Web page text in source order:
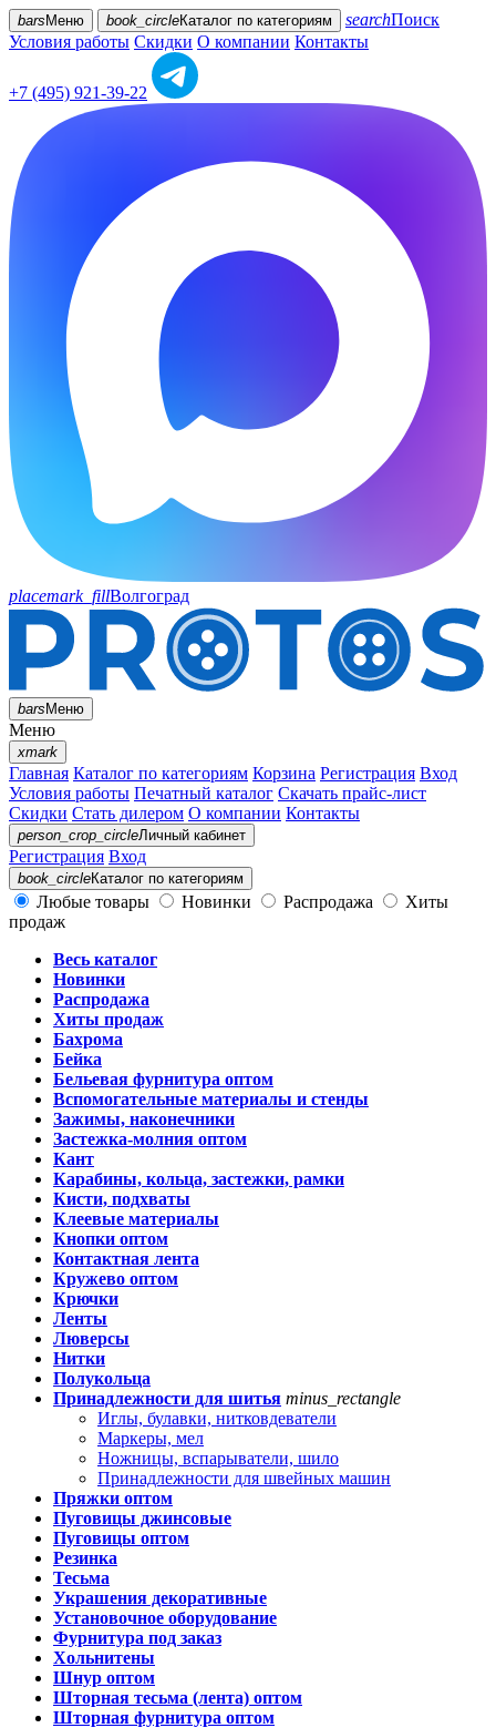
bars Меню book_circleКаталог по категориям searchПоиск
Условия работы Скидки О компании Контакты
+7 (495) 921-39-22
placemark_fillВолгоград
barsМеню
Меню
xmark
Главная Каталог по категориям Корзина Регистрация Вход
Условия работы Печатный каталог Скачать прайс-лист
Скидки Стать дилером О компании Контакты
person_crop_circleЛичный кабинет
Регистрация Вход
book_circleКаталог по категориям
Любые товары Новинки Распродажа
Хиты
продаж
Весь каталог
Новинки
Распродажа
Хиты продаж
Бахрома
Бейка
Бельевая фурнитура оптом
Вспомогательные материалы и стенды
Зажимы, наконечники
Застежка-молния оптом
Кант
Карабины, кольца, застежки, рамки
Кисти, подхваты
Клеевые материалы
Кнопки оптом
Контактная лента
Кружево оптом
Крючки
Ленты
Люверсы
Нитки
Полукольца
Принадлежности для шитья minus_rectangle
Иглы, булавки, нитковдеватели
Маркеры, мел
Ножницы, вспарыватели, шило
Принадлежности для швейных машин
Пряжки оптом
Пуговицы джинсовые
Пуговицы оптом
Резинка
Тесьма
Украшения декоративные
Установочное оборудование
Фурнитура под заказ
Хольнитены
Шнур оптом
Шторная тесьма (лента) оптом
Шторная фурнитура оптом